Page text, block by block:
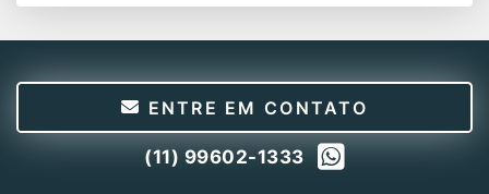
ENTRE EM CONTATO
(11) 99602-1333